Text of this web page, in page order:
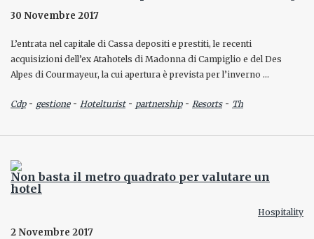
30 Novembre 2017
L’entrata nel capitale di Cassa depositi e prestiti, le recenti
acquisizioni dell’ex Atahotels di Madonna di Campiglio e del Des
Alpes di Courmayeur, la cui apertura è prevista per l’inverno …
Cdp- gestione- Hotelturist- partnership- Resorts- Th
Non basta il metro quadrato per valutare un
hotel
Hospitality
2 Novembre 2017